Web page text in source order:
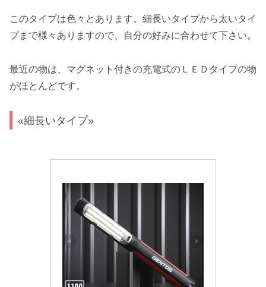
このタイプは色々とあります。細長いタイプから太いタイ
プまで様々ありますので、自分の好みに合わせて下さい。
最近の物は、マグネット付きの充電式のＬＥＤタイプの物
がほとんどです。
«細長いタイプ»